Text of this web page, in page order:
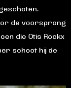
de voorsprong
die Otis Rockx
schoot hij de